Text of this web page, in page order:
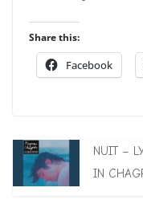
Share this:
Facebook
NUIT –
IN